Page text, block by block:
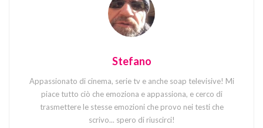
Stefano
Appassionato di cinema, serie tv e anche soap televisive! Mi
piace tutto ciò che emoziona e appassiona, e cerco di
trasmettere le stesse emozioni che provo nei testi che
scrivo... spero di riuscirci!